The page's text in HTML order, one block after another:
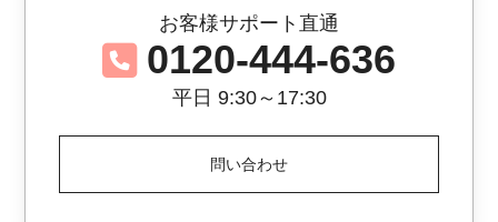
お客様サポート直通
0120-444-636
平日 9:30～17:30
問い合わせ